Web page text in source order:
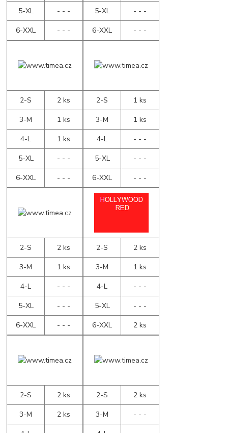
5-XL
- - -
6-XXL
- - -
5-XL
- - -
6-XXL
- - -
2-S
2 ks
3-M
1 ks
4-L
1 ks
5-XL
- - -
6-XXL
- - -
2-S
1 ks
3-M
1 ks
4-L
- - -
5-XL
- - -
6-XXL
- - -
2-S
2 ks
3-M
1 ks
4-L
- - -
5-XL
- - -
6-XXL
- - -
2-S
2 ks
3-M
1 ks
4-L
- - -
5-XL
- - -
6-XXL
2 ks
2-S
2 ks
3-M
2 ks
2-S
2 ks
3-M
- - -